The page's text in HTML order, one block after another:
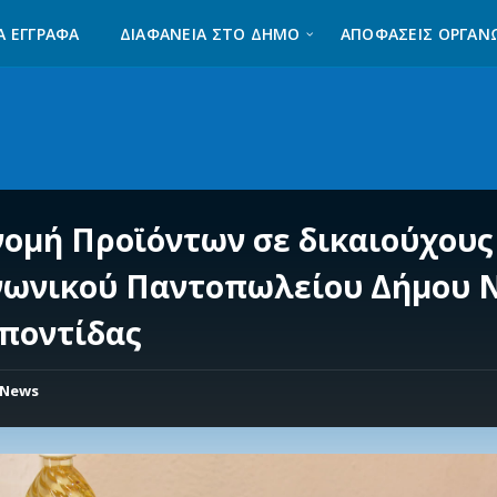
ΈΓΓΡΑΦΑ ΔΙΑΦΆΝΕΙΑ ΣΤΟ ΔΉΜΟ ΑΠΟΦΑΣΕΙΣ
Προϊόντων σε
Παντοπωλείου Δήμου
News